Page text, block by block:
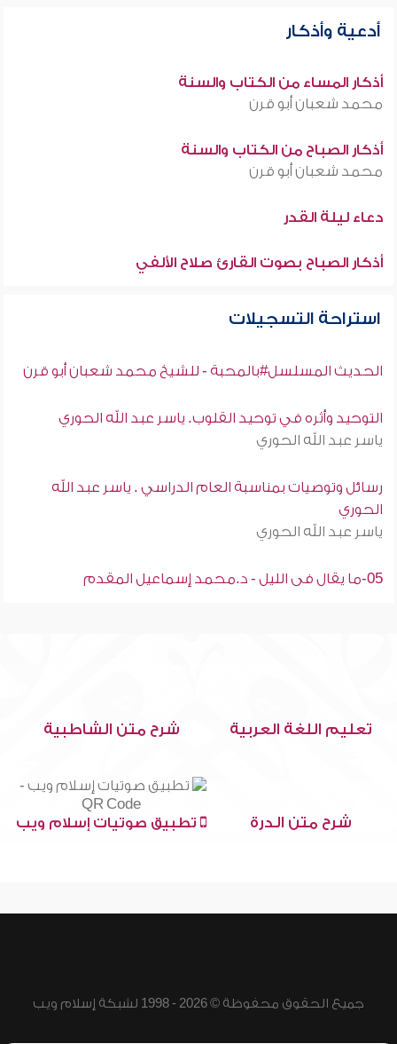
أدعية وأذكار
أذكار المساء من الكتاب والسنة
محمد شعبان أبو قرن
أذكار الصباح من الكتاب والسنة
محمد شعبان أبو قرن
دعاء ليلة القدر
أذكار الصباح بصوت القارئ صلاح الألفي
استراحة التسجيلات
الحديث المسلسل#بالمحبة - للشيخ محمد شعبان أبو قرن
التوحيد وأثره في توحيد القلوب. ياسر عبد الله الحوري
ياسر عبد الله الحوري
رسائل وتوصيات بمناسبة العام الدراسي . ياسر عبد الله
الحوري
ياسر عبد الله الحوري
05-ما يقال فى الليل - د.محمد إسماعيل المقدم
تعليم اللغة العربية شرح متن الشاطبية
شرح متن الدرة تطبيق صوتيات إسلام ويب
جميع الحقوق محفوظة © 2026 - 1998 لشبكة إسلام ويب